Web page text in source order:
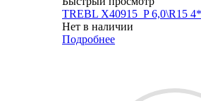
TREBL X40915_P 6,0\R15
Нет в наличии
Подробнее